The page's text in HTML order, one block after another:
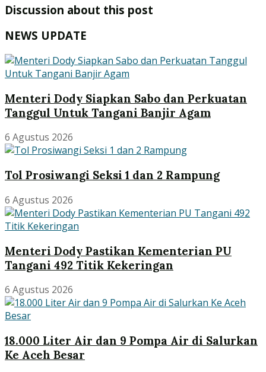
Discussion about this post
NEWS UPDATE
Menteri Dody Siapkan Sabo dan Perkuatan
Tanggul Untuk Tangani Banjir Agam
6 Agustus 2026
Tol Prosiwangi Seksi 1 dan 2 Rampung
6 Agustus 2026
Menteri Dody Pastikan Kementerian PU
Tangani 492 Titik Kekeringan
6 Agustus 2026
18.000 Liter Air dan 9 Pompa Air di Salurkan
Ke Aceh Besar